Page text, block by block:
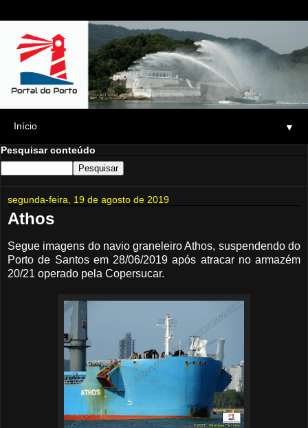
▼
Pesquisar conteúdo
segunda-feira, 19 de agosto de 2019
Athos
Segue imagens do navio graneleiro Athos, suspendendo do
Porto de Santos em 28/06/2019 após atracar no armazém
20/21 operado pela Copersucar.